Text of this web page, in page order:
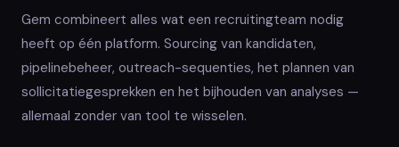
Gem combineert alles wat een recruitingteam nodig
heeft op één platform. Sourcing van kandidaten,
pipelinebeheer, outreach-sequenties, het plannen van
sollicitatiegesprekken en het bijhouden van analyses —
allemaal zonder van tool te wisselen.